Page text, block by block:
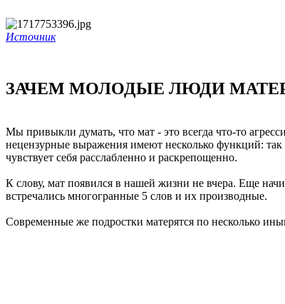
Источник
ЗАЧЕМ МОЛОДЫЕ ЛЮДИ
Мы привыкли думать, что мат - это всегда что-то
нецензурные выражения имеют несколько функций: так
чувствует себя расслабленно и раскрепощенно.
К слову, мат появился в нашей жизни не вчера. Еще
встречались многогранные 5 слов и их производные.
Современные же подростки матерятся по несколько